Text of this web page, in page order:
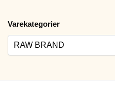
Varekategorier